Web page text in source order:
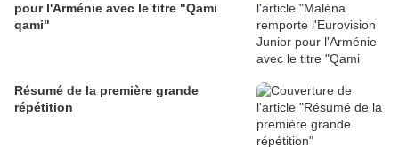
pour l'Arménie avec le titre "Qami
qami"
Résumé de la première grande
répétition